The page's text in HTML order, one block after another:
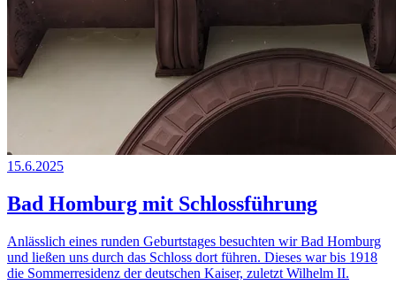
15.6.2025
Bad Homburg mit Schlossführung
Anlässlich eines runden Geburtstages besuchten wir Bad Homburg
und ließen uns durch das Schloss dort führen. Dieses war bis 1918
die Sommerresidenz der deutschen Kaiser, zuletzt Wilhelm II.